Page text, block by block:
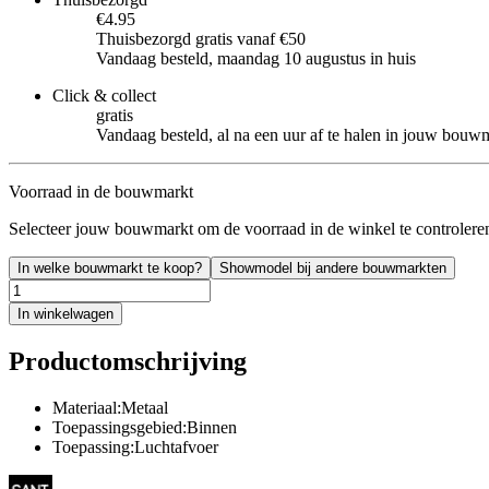
€4.95
Thuisbezorgd gratis vanaf €50
Vandaag besteld, maandag 10 augustus in huis
Click & collect
gratis
Vandaag besteld, al na een uur af te halen in jouw
Voorraad in de bouwmarkt
Selecteer jouw bouwmarkt om de voorraad in de winkel te
In welke bouwmarkt te koop? Showmodel bij andere bouwmarkten
In winkelwagen
Productomschrijving
Materiaal:Metaal
Toepassingsgebied:Binnen
Toepassing:Luchtafvoer